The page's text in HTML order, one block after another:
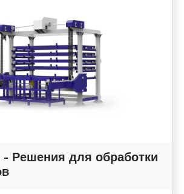
Решения для обработки